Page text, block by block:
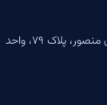
تهران، خیابان ولیعصر، ابتدای خیابان مطهری، خیابان منصور، پلاک ۷۹، واحد